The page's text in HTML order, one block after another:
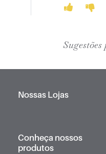
Sugestões
Nossas Lojas
Conheça nossos
produtos